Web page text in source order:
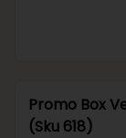
Promo Box
(Sku 618)